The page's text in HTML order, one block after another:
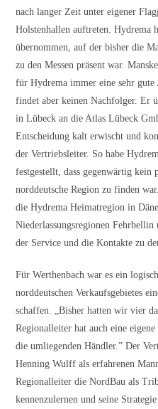
nach langer Zeit unter eigener
Holstenhallen auftreten. Hydrema
übernommen, auf der bisher die
zu den Messen präsent war.
für Hydrema immer eine sehr
findet aber keinen Nachfolger. Er
in Lübeck an die Atlas Lübeck
Entscheidung kalt erwischt und
der Vertriebsleiter. So habe
festgestellt, dass gegenwärtig kein
norddeutsche Region zu finden
die Hydrema Heimatregion in
Niederlassungsregionen
der Service und die Kontakte zu
Für Werthenbach war es ein
norddeutschen Verkaufsgebietes
schaffen. „Bisher hatten wir vier
Regionalleiter hat auch eine
die umliegenden Händler.” Der
Henning Wulff als erfahrenen
Regionalleiter die NordBau als
kennenzulernen und seine